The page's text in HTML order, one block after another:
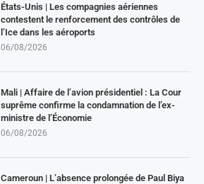
États-Unis | Les compagnies aériennes
contestent le renforcement des contrôles de
l’Ice dans les aéroports
06/08/2026
Mali | Affaire de l’avion présidentiel : La Cour
suprême confirme la condamnation de l’ex-
ministre de l’Économie
06/08/2026
Cameroun | L’absence prolongée de Paul Biya